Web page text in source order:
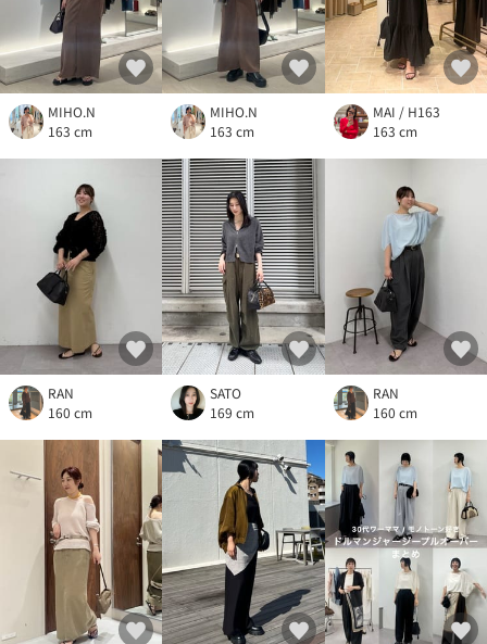
MIHO.N
163 cm
MIHO.N
163 cm
MAI / H163
163 cm
RAN
160 cm
SATO
169 cm
RAN
160 cm